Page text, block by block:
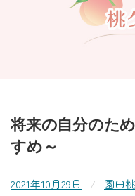
将来の自分のた
すめ～
2021年10月29日 / 園田